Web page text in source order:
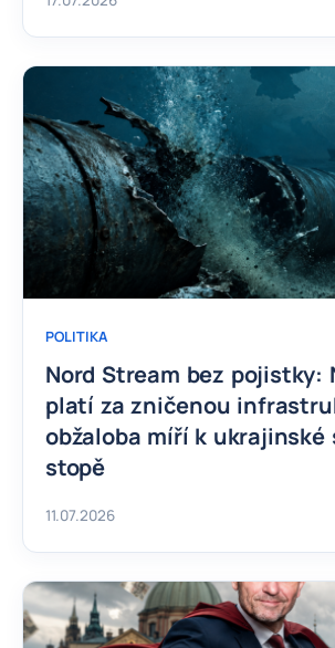
POLITIKA
Nord Stream bez pojistky:
platí za zničenou
obžaloba míří k
stopě
11.07.2026